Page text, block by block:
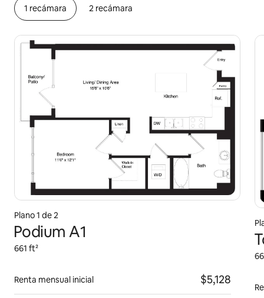
1 recámara 2 recámara
Plano 1 de 2
Podium A1
661 ft²
Renta mensual inicial $5,128